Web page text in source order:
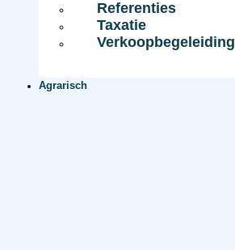
Referenties
Taxatie
Verkoopbegeleiding
Agrarisch